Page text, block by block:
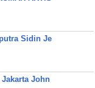
Sidin Je
John